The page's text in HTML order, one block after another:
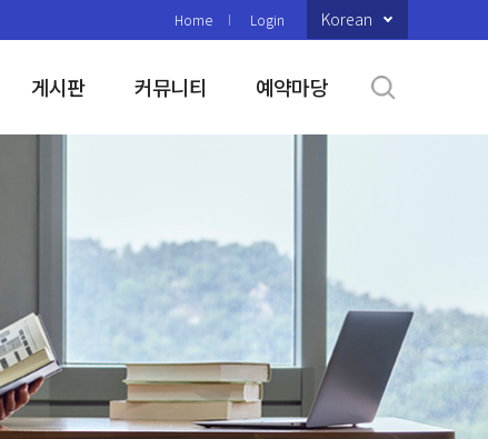
Home Login Korean
게시판 커뮤니티 예약마당